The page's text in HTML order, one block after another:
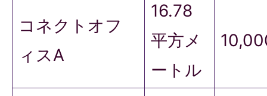
コネクトオフ
ィスA
16.78
平方メ
ートル